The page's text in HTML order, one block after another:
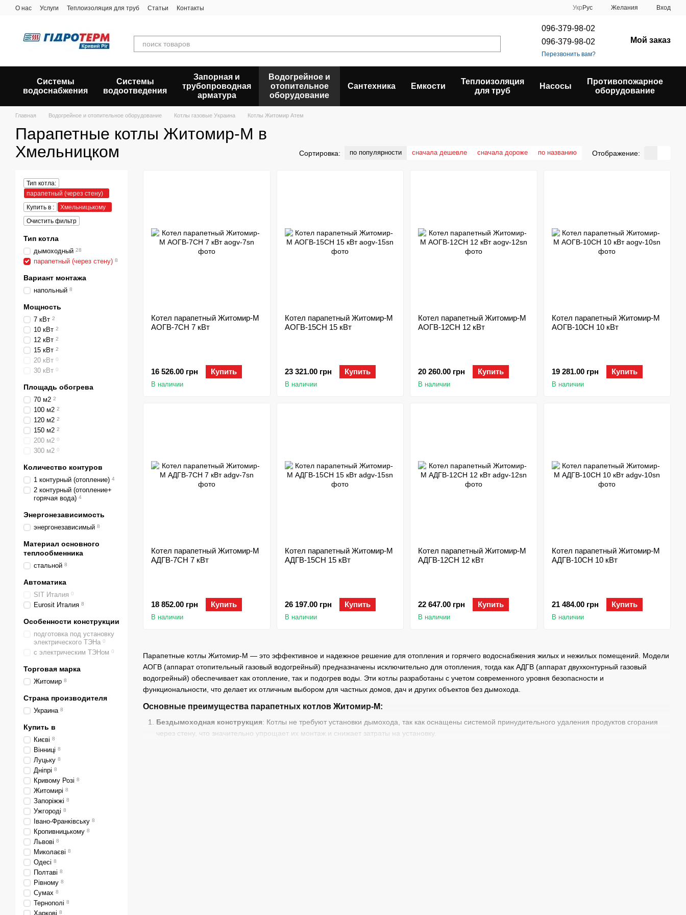
Перейти к основному контенту
О нас Услуги Теплоизоляция для труб Статьи Контакты Укр Рус Желания Вход
096-379-98-02
096-379-98-02
Перезвонить вам?
Мой заказ
Системы
водоснабжения
Системы
водоотведения
Запорная и
трубопроводная
арматура
Водогрейное и
отопительное
оборудование
Сантехника Емкости
Теплоизоляция
для труб
Насосы
Противопожарное
оборудование
Главная Водогрейное и отопительное оборудование Котлы газовые Украина Котлы Житомир Атем
Парапетные котлы Житомир-М в
Хмельницком
Сортировка: по популярности сначала дешевле сначала дороже по названию Отображение:
Парапетные котлы Житомир-М — это эффективное и надежное решение для отопления и горячего водоснабжения жилых и нежилых помещений. Модели
АОГВ (аппарат отопительный газовый водогрейный) предназначены исключительно для отопления, тогда как АДГВ (аппарат двухконтурный газовый
водогрейный) обеспечивает как отопление, так и подогрев воды. Эти котлы разработаны с учетом современного уровня безопасности и
функциональности, что делает их отличным выбором для частных домов, дач и других объектов без дымохода.
Основные преимущества парапетных котлов Житомир-М:
Бездымоходная конструкция: Котлы не требуют установки дымохода, так как оснащены системой принудительного удаления продуктов сгорания
через стену, что значительно упрощает их монтаж и снижает затраты на установку.
Котел парапетный Житомир-М
АОГВ-7СН 7 кВт
16 526.00 грн Купить
В наличии
Котел парапетный Житомир-М
АОГВ-15СН 15 кВт
23 321.00 грн Купить
В наличии
Котел парапетный Житомир-М
АОГВ-12СН 12 кВт
20 260.00 грн Купить
В наличии
Котел парапетный Житомир-М
АОГВ-10СН 10 кВт
19 281.00 грн Купить
В наличии
Котел парапетный Житомир-М
АДГВ-7СН 7 кВт
18 852.00 грн Купить
В наличии
Котел парапетный Житомир-М
АДГВ-15СН 15 кВт
26 197.00 грн Купить
В наличии
Котел парапетный Житомир-М
АДГВ-12СН 12 кВт
22 647.00 грн Купить
В наличии
Котел парапетный Житомир-М
АДГВ-10СН 10 кВт
21 484.00 грн Купить
В наличии
Тип котла:
парапетный (через стену)
Купить в :
Хмельницькому
Очистить фильтр
Тип котла
дымоходный 28
парапетный (через стену) 8
Вариант монтажа
напольный 8
Мощность
7 кВт 2
10 кВт 2
12 кВт 2
15 кВт 2
20 кВт 0
30 кВт 0
Площадь обогрева
70 м2 2
100 м2 2
120 м2 2
150 м2 2
200 м2 0
300 м2 0
Количество контуров
1 контурный (отопление) 4
2 контурный (отопление+
горячая вода) 4
Энергонезависимость
энергонезависимый 8
Материал основного
теплообменника
стальной 8
Автоматика
SIT Италия 0
Eurosit Италия 8
Особенности конструкции
подготовка под установку
электрического ТЭНа 0
с электрическим ТЭНом 0
Торговая марка
Житомир 8
Страна производителя
Украина 8
Купить в
Києві 8
Вінниці 8
Луцьку 8
Дніпрі 8
Кривому Розі 8
Житомирі 8
Запоріжжі 8
Ужгороді 8
Івано-Франківську 8
Кропивницькому 8
Львові 8
Миколаєві 8
Одесі 8
Полтаві 8
Рівному 8
Сумах 8
Тернополі 8
Харкові 8